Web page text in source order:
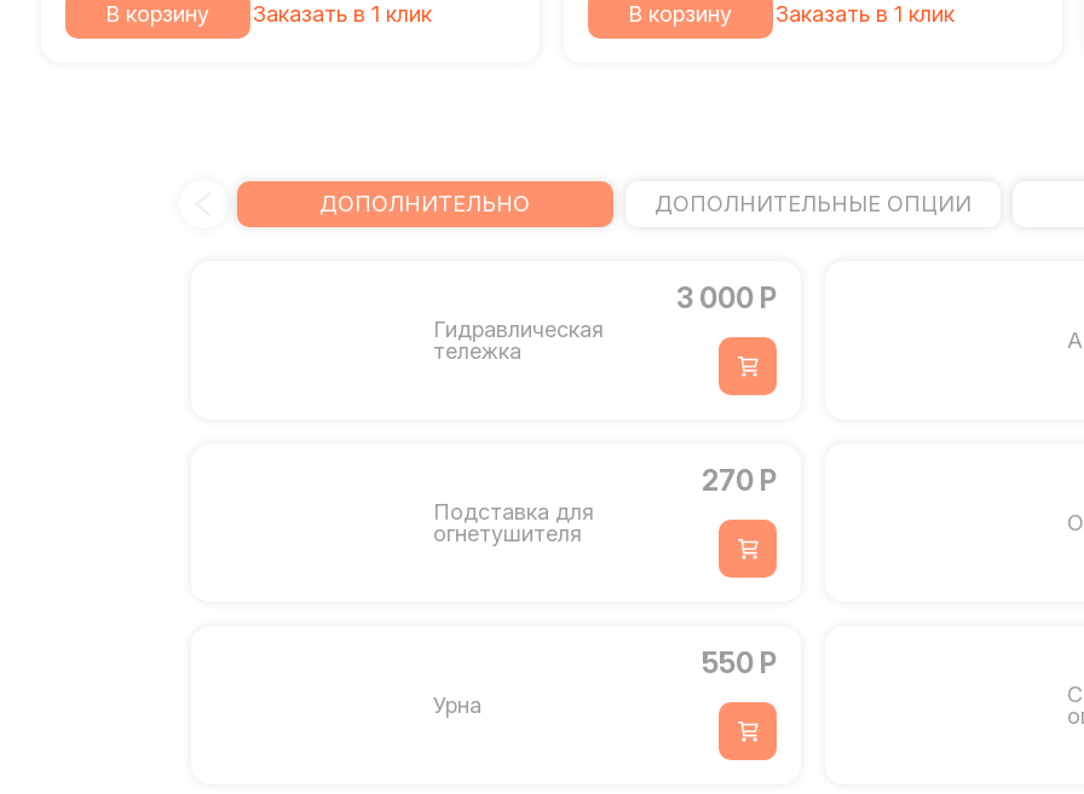
В корзину Заказать в 1 клик В корзину Заказать в 1 клик
ДОПОЛНИТЕЛЬНО ДОПОЛНИТЕЛЬНЫЕ ОПЦИИ
Гидравлическая
тележка
3 000 Р
Подставка для
огнетушителя
270 Р
Урна
550 Р